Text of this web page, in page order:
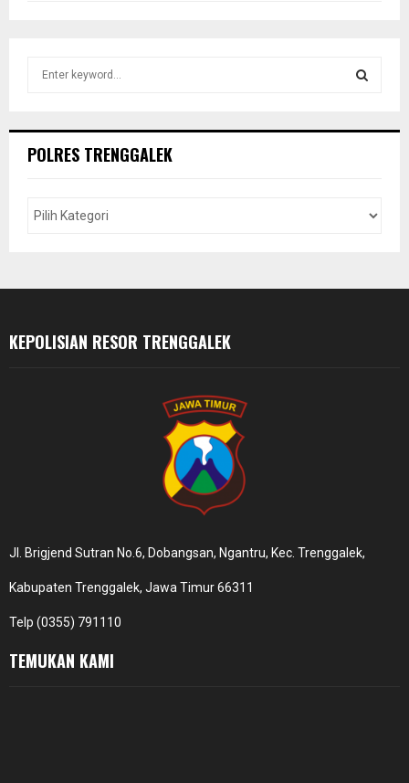
hPOLRES TRENGGALEK
KEPOLISIAN RESOR TRENGGALEK
Jl. Brigjend Sutran No.6, Dobangsan, Ngantru, Kec. Trenggalek,
Kabupaten Trenggalek, Jawa Timur 66311
Telp (0355) 791110
TEMUKAN KAMI